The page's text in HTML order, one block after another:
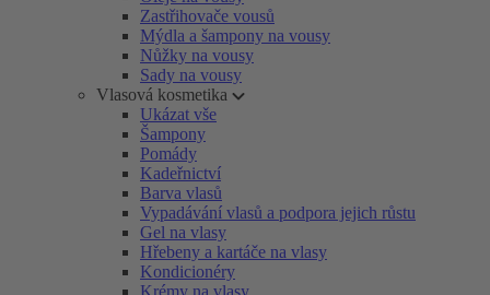
Zastřihovače vousů
Mýdla a šampony na vousy
Nůžky na vousy
Sady na vousy
Vlasová kosmetika
Ukázat vše
Šampony
Pomády
Kadeřnictví
Barva vlasů
Vypadávání vlasů a podpora jejich růstu
Gel na vlasy
Hřebeny a kartáče na vlasy
Kondicionéry
Krémy na vlasy